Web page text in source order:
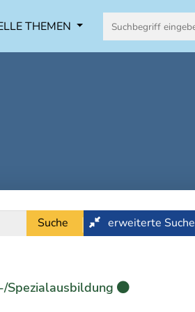
THEMEN
Suche erweiterte Suche
Spezialausbildung